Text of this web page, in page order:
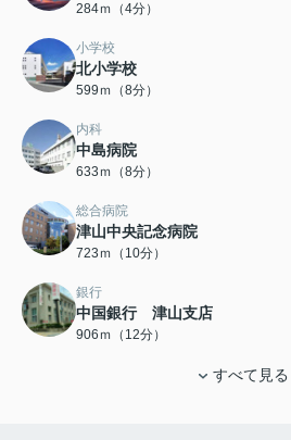
284ｍ（4分）
小学校
北小学校
599ｍ（8分）
内科
中島病院
633ｍ（8分）
総合病院
津山中央記念病院
723ｍ（10分）
銀行
中国銀行 津山支店
906ｍ（12分）
すべて見る